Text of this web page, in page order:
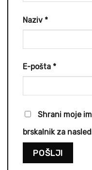
Naziv *
E-pošta *
Shrani moje
brskalnik za